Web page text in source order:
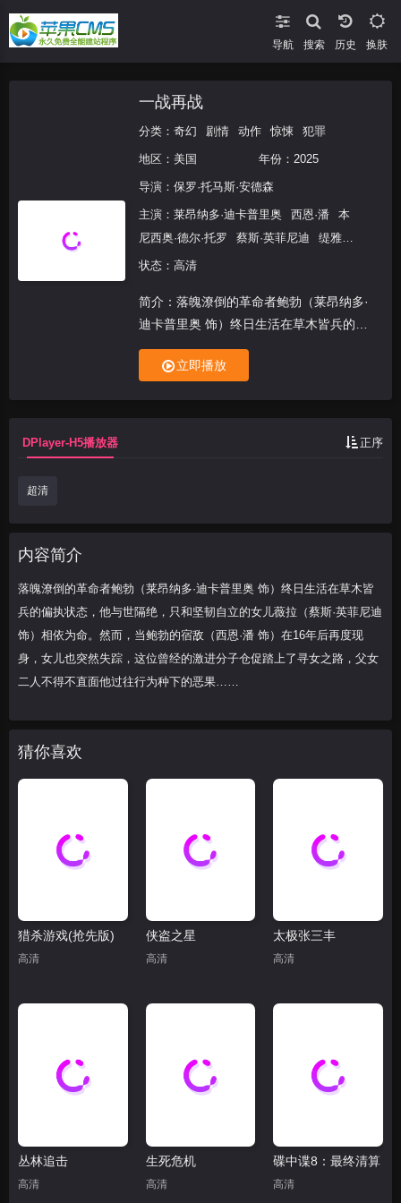
导航 搜索 换肤
一战再战
分类： 奇幻 剧情 动作 惊悚 犯罪
地区： 美国 年份： 2025
导演： 保罗·托马斯·安德森
主演： 莱昂纳多·迪卡普里奥 西恩·潘
本
尼西奥·德尔·托罗
蔡斯·英菲尼迪
缇雅娜·
泰
状态：高清
简介：落魄潦倒的革命者鲍勃（莱昂纳多·
迪卡普里奥 饰）终日生活在草木皆兵的偏
执状态，他与世隔绝，只和坚韧自立的女儿
薇拉（蔡斯·英菲尼迪 饰）相依为命。然
立即播放
DPlayer-H5播放器 正序
超清
内容简介
落魄潦倒的革命者鲍勃（莱昂纳多·迪卡普里奥 饰）终日生活在草木皆
兵的偏执状态，他与世隔绝，只和坚韧自立的女儿薇拉（蔡斯·英菲尼迪
饰）相依为命。然而，当鲍勃的宿敌（西恩·潘 饰）在16年后再度现
身，女儿也突然失踪，这位曾经的激进分子仓促踏上了寻女之路，父女
二人不得不直面他过往行为种下的恶果……
猜你喜欢
猎杀游戏(抢先版)
高清
侠盗之星
高清
太极张三丰
高清
丛林追击
高清
生死危机
高清
碟中谍8：最终清算
高清